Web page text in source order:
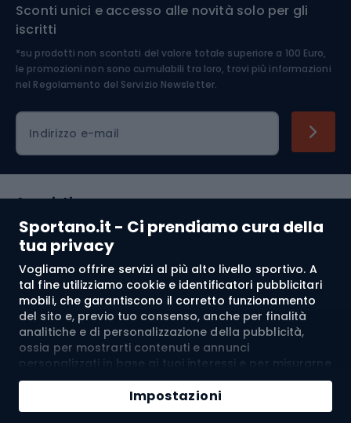
Sportano.it - Ci prendiamo cura della
tua privacy
Vogliamo offrire servizi al più alto livello sportivo. A
tal fine utilizziamo cookie e identificatori pubblicitari
mobili, che garantiscono il corretto funzionamento
del sito e, previo tuo consenso, anche per finalità
analitiche e di personalizzazione della pubblicità,
ossia per mostrarti contenuti e annunci
personalizzati in base ai tuoi interessi e per misurarne
l’efficacia. I cookie e gli identificatori pubblicitari
mobili possono essere utilizzati sia per attività
pubblicitarie personalizzate sia non personalizzate, a
Impostazioni
Aggiungi al carrello
Medicina dello sport
Abbigliamento ciclistico
Sconti unici e accesso alle novità solo per gli
iscritti
*su prodotti non scontati del valore totale superiore a 100 Euro,
le promozioni non sono cumulabili tra loro, trovi più informazioni
nel Regolamento del Servizio Newsletter.
Indirizzo e-mail
Acquisti
Servizio clienti
Regolamento
Chi siamo